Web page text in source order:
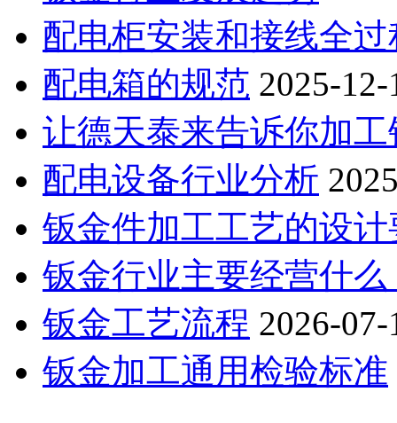
配电柜安装和接线全过
配电箱的规范 2025-12-
让德天泰来告诉你加
配电设备行业分析
钣金件加工工艺的设计
钣金行业主要经营什么
钣金工艺流程 2026-07-
钣金加工通用检验标准